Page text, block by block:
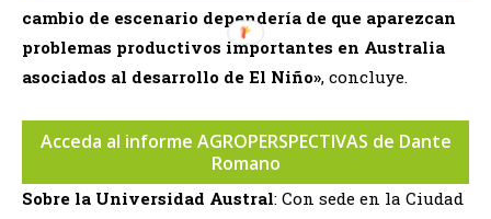
cambio de escenario dependería de que aparezcan
problemas productivos importantes en Australia
asociados al desarrollo de El Niño», concluye.
Acceda al informe AGROPERSPECTIVAS de Dante
Romano
Sobre la Universidad Austral: Con sede en la Ciudad